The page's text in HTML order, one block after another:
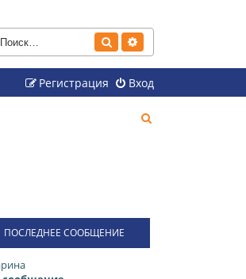
Поиск
Вход
Регистрация
ПОСЛЕДНЕЕ СООБЩЕНИЕ